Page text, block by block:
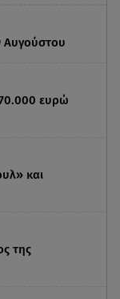
Αυγούστου
ευρώ
και
της